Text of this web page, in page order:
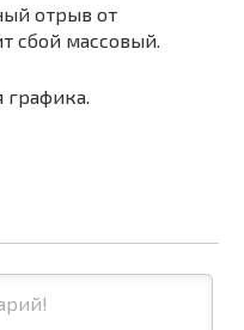
отрыв от
сбой массовый.